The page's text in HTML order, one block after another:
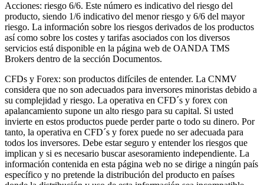
Acciones: riesgo 6/6. Este número es indicativo del riesgo del
producto, siendo 1/6 indicativo del menor riesgo y 6/6 del mayor
riesgo. La información sobre los riesgos derivados de los productos
así como sobre los costes y tarifas asociados con los diversos
servicios está disponible en la página web de OANDA TMS
Brokers dentro de la sección Documentos.
CFDs y Forex: son productos difíciles de entender. La CNMV
considera que no son adecuados para inversores minoristas debido a
su complejidad y riesgo. La operativa en CFD´s y forex con
apalancamiento supone un alto riesgo para su capital. Si usted
invierte en estos productos puede perder parte o todo su dinero. Por
tanto, la operativa en CFD´s y forex puede no ser adecuada para
todos los inversores. Debe estar seguro y entender los riesgos que
implican y si es necesario buscar asesoramiento independiente. La
información contenida en esta página web no se dirige a ningún país
específico y no pretende la distribución del producto en países